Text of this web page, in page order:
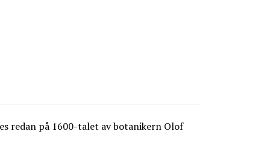
redan på 1600-talet av botanikern Olof